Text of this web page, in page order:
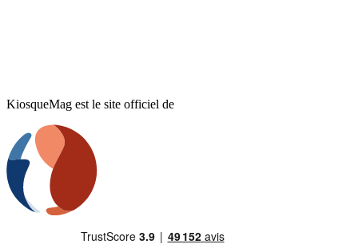
KiosqueMag est le site officiel de